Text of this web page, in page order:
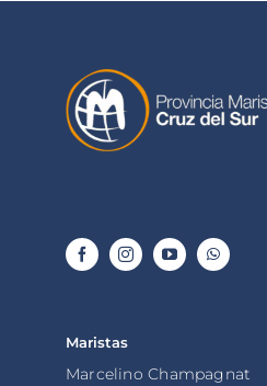
Maristas
Marcelino Champagnat